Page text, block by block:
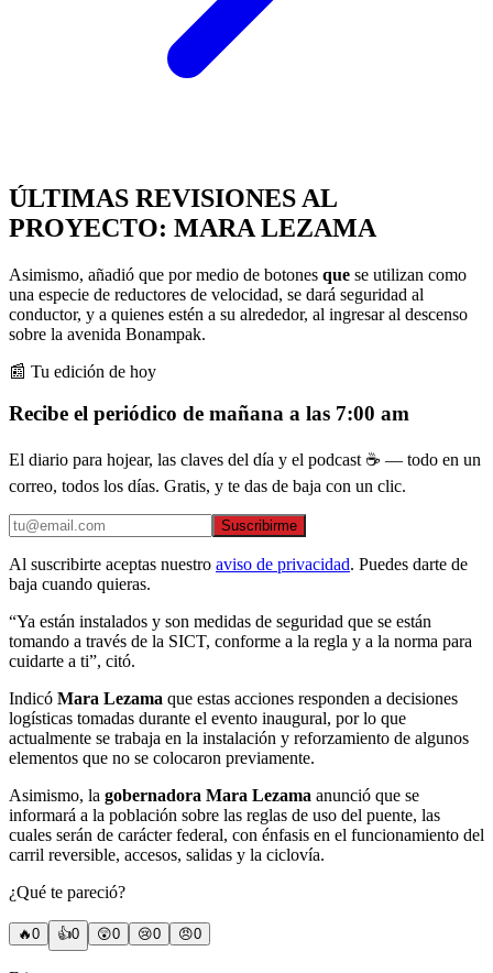
ÚLTIMAS REVISIONES AL
PROYECTO: MARA LEZAMA
Asimismo, añadió que por medio de botones que se utilizan como
una especie de reductores de velocidad, se dará seguridad al
conductor, y a quienes estén a su alrededor, al ingresar al descenso
sobre la avenida Bonampak.
📰 Tu edición de hoy
Recibe el periódico de mañana a las 7:00 am
El diario para hojear, las claves del día y el podcast ☕ — todo en un
correo, todos los días. Gratis, y te das de baja con un clic.
Suscribirme
Al suscribirte aceptas nuestro aviso de privacidad. Puedes darte de
baja cuando quieras.
“Ya están instalados y son medidas de seguridad que se están
tomando a través de la SICT, conforme a la regla y a la norma para
cuidarte a ti”, citó.
Indicó Mara Lezama que estas acciones responden a decisiones
logísticas tomadas durante el evento inaugural, por lo que
actualmente se trabaja en la instalación y reforzamiento de algunos
elementos que no se colocaron previamente.
Asimismo, la gobernadora Mara Lezama anunció que se
informará a la población sobre las reglas de uso del puente, las
cuales serán de carácter federal, con énfasis en el funcionamiento del
carril reversible, accesos, salidas y la ciclovía.
¿Qué te pareció?
🔥0 👍0 😲0 😢0 😠0